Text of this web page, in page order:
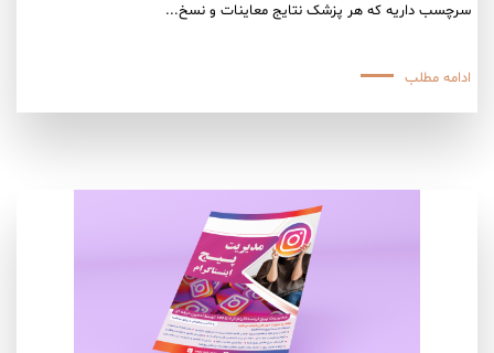
سرچسب داریه که هر پزشک نتایج معاینات و نسخ...
ادامه مطلب